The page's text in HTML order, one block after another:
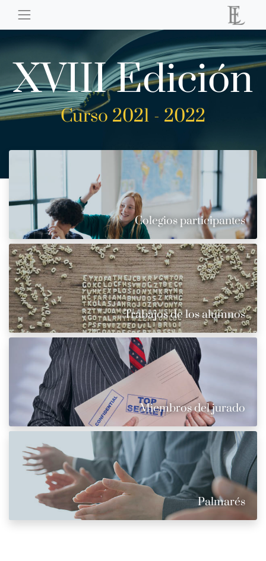
XVIII Edición
Curso 2021 - 2022
Colegios participantes
Trabajos de los alumnos
Miembros del jurado
Palmarés